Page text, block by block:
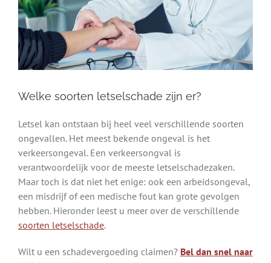
Welke soorten letselschade zijn er?
Letsel kan ontstaan bij heel veel verschillende soorten
ongevallen. Het meest bekende ongeval is het
verkeersongeval. Een verkeersongval is
verantwoordelijk voor de meeste letselschadezaken.
Maar toch is dat niet het enige: ook een arbeidsongeval,
een misdrijf of een medische fout kan grote gevolgen
hebben. Hieronder leest u meer over de verschillende
soorten letselschade.
Wilt u een schadevergoeding claimen? Bel dan snel naar